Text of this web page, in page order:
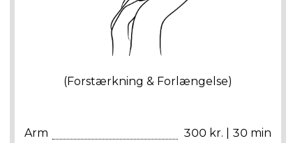
(Forstærkning & Forlængelse)
Arm
300 kr. | 30 min